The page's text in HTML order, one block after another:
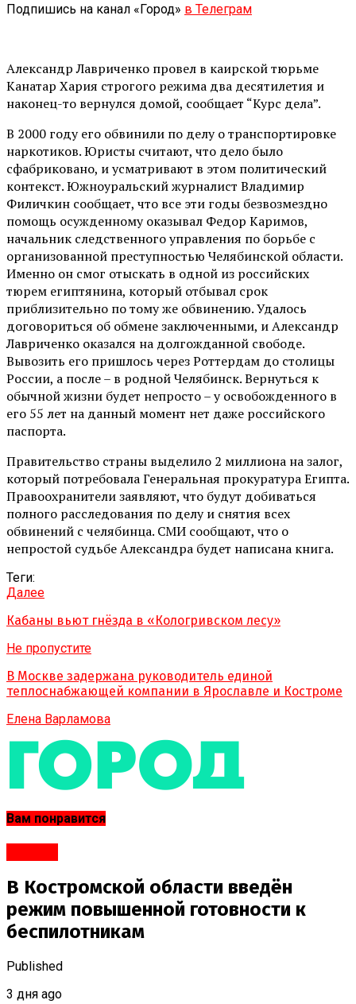
Подпишись на канал «Город» в Телеграм
Александр Лавриченко провел в каирской тюрьме
Канатар Хария строгого режима два десятилетия и
наконец-то вернулся домой, сообщает “Курс дела”.
В 2000 году его обвинили по делу о транспортировке
наркотиков. Юристы считают, что дело было
сфабриковано, и усматривают в этом политический
контекст. Южноуральский журналист Владимир
Филичкин сообщает, что все эти годы безвозмездно
помощь осужденному оказывал Федор Каримов,
начальник следственного управления по борьбе с
организованной преступностью Челябинской области.
Именно он смог отыскать в одной из российских
тюрем египтянина, который отбывал срок
приблизительно по тому же обвинению. Удалось
договориться об обмене заключенными, и Александр
Лавриченко оказался на долгожданной свободе.
Вывозить его пришлось через Роттердам до столицы
России, а после – в родной Челябинск. Вернуться к
обычной жизни будет непросто – у освобожденного в
его 55 лет на данный момент нет даже российского
паспорта.
Правительство страны выделило 2 миллиона на залог,
который потребовала Генеральная прокуратура Египта.
Правоохранители заявляют, что будут добиваться
полного расследования по делу и снятия всех
обвинений с челябинца. СМИ сообщают, что о
непростой судьбе Александра будет написана книга.
Теги:
Далее
Кабаны вьют гнёзда в «Кологривском лесу»
Не пропустите
В Москве задержана руководитель единой
теплоснабжающей компании в Ярославле и Костроме
Елена Варламова
Вам понравится
В Костромской области введён
режим повышенной готовности к
беспилотникам
Published
3 дня ago